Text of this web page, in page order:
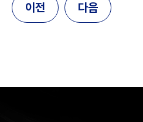
이전 다음